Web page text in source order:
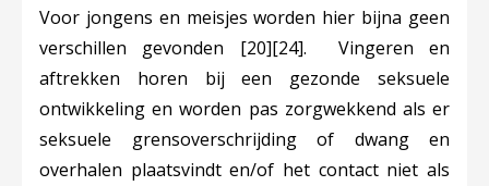
Voor jongens en meisjes worden hier bijna geen
verschillen gevonden [20][24]. Vingeren en
aftrekken horen bij een gezonde seksuele
ontwikkeling en worden pas zorgwekkend als er
seksuele grensoverschrijding of dwang en
overhalen plaatsvindt en/of het contact niet als